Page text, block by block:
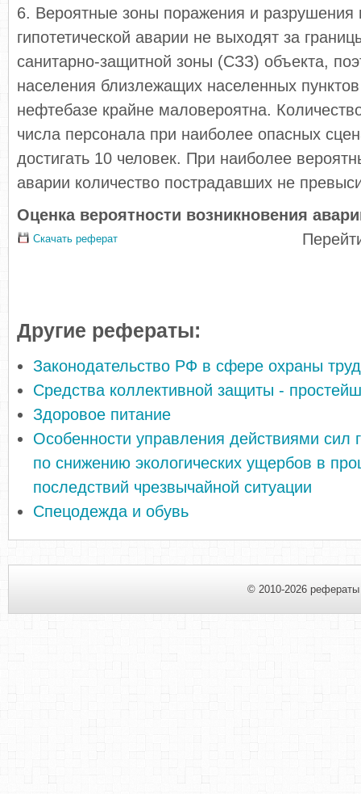
6. Вероятные зоны поражения и разрушения
гипотетической аварии не выходят за
санитарно-защитной зоны (СЗЗ) объекта,
населения близлежащих населенных
нефтебазе крайне маловероятна.
числа персонала при наиболее опасных
достигать 10 человек. При наиболее
аварии количество пострадавших не
Оценка вероятности возникновения
Скачать реферат
Другие рефераты:
Законодательство РФ в сфере охраны
Средства коллективной защиты -
Здоровое питание
Особенности управления действиями сил
по снижению экологических ущербов в
последствий чрезвычайной ситуации
Спецодежда и обувь
© 2010-2026 рефераты